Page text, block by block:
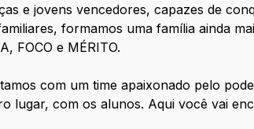
e jovens vencedores, capazes de
formamos uma família ainda
FOCO e MÉRITO.
com um time apaixonado pelo
lugar, com os alunos. Aqui você vai